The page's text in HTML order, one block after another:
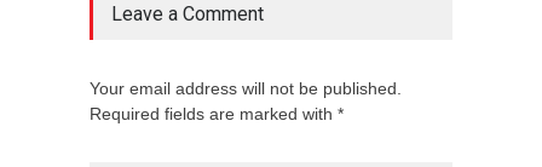
Leave a Comment
Your email address will not be published.
Required fields are marked with *